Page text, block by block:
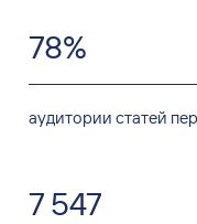
78%
аудитории статей
7 547